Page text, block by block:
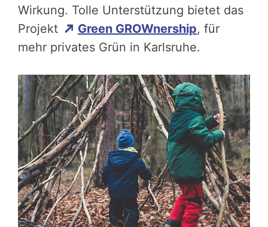
Wirkung. Tolle Unterstützung bietet das
Projekt
Green GROWnership, für
mehr privates Grün in Karlsruhe.